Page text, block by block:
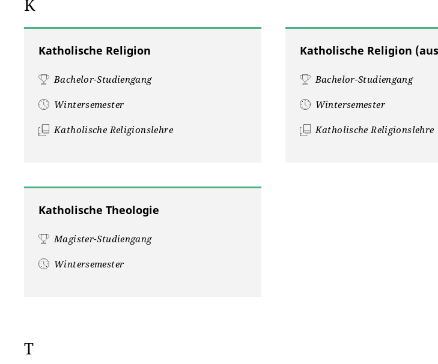
K
Katholische Religion
Bachelor-Studiengang
Wintersemester
Katholische Religionslehre
Katholische Religion
Bachelor-Studiengang
Wintersemester
Katholische Religionslehre
Katholische Theologie
Magister-Studiengang
Wintersemester
T